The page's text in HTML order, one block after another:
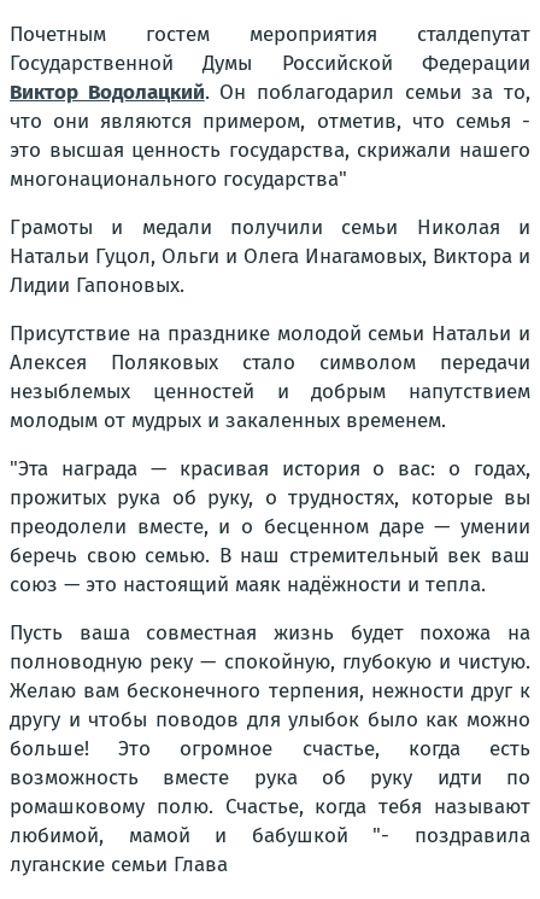
Почетным гостем мероприятия сталдепутат
Государственной Думы Российской Федерации
Виктор Водолацкий. Он поблагодарил семьи за то,
что они являются примером, отметив, что семья -
это высшая ценность государства, скрижали нашего
многонационального государства"
Грамоты и медали получили семьи Николая и
Натальи Гуцол, Ольги и Олега Инагамовых, Виктора и
Лидии Гапоновых.
Присутствие на празднике молодой семьи Натальи и
Алексея Поляковых стало символом передачи
незыблемых ценностей и добрым напутствием
молодым от мудрых и закаленных временем.
"Эта награда — красивая история о вас: о годах,
прожитых рука об руку, о трудностях, которые вы
преодолели вместе, и о бесценном даре — умении
беречь свою семью. В наш стремительный век ваш
союз — это настоящий маяк надёжности и тепла.
Пусть ваша совместная жизнь будет похожа на
полноводную реку — спокойную, глубокую и чистую.
Желаю вам бесконечного терпения, нежности друг к
другу и чтобы поводов для улыбок было как можно
больше! Это огромное счастье, когда есть
возможность вместе рука об руку идти по
ромашковому полю. Счастье, когда тебя называют
любимой, мамой и бабушкой "- поздравила
луганские семьи Глава